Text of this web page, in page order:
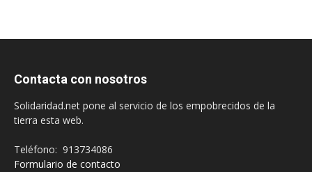
Contacta con nosotros
Solidaridad.net pone al servicio de los empobrecidos de la
tierra esta web.
Teléfono: 913734086
Formulario de contacto